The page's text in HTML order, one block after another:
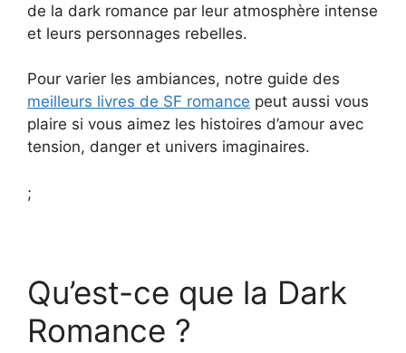
de la dark romance par leur atmosphère intense
et leurs personnages rebelles.
Pour varier les ambiances, notre guide des
meilleurs livres de SF romance peut aussi vous
plaire si vous aimez les histoires d’amour avec
tension, danger et univers imaginaires.
;
Qu’est-ce que la Dark
Romance ?